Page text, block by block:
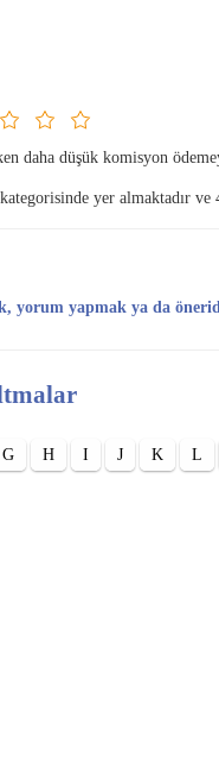
daha düşük komisyon
kategorisinde yer almaktadır
yorum yapmak ya da
G H I J K L